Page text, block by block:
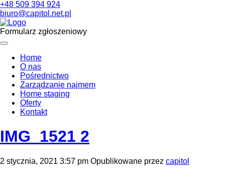
+48 509 394 924
biuro@capitol.net.pl
Formularz zgłoszeniowy
Home
O nas
Pośrednictwo
Zarządzanie najmem
Home staging
Oferty
Kontakt
IMG_1521 2
2 stycznia, 2021 3:57 pm Opublikowane przez capitol